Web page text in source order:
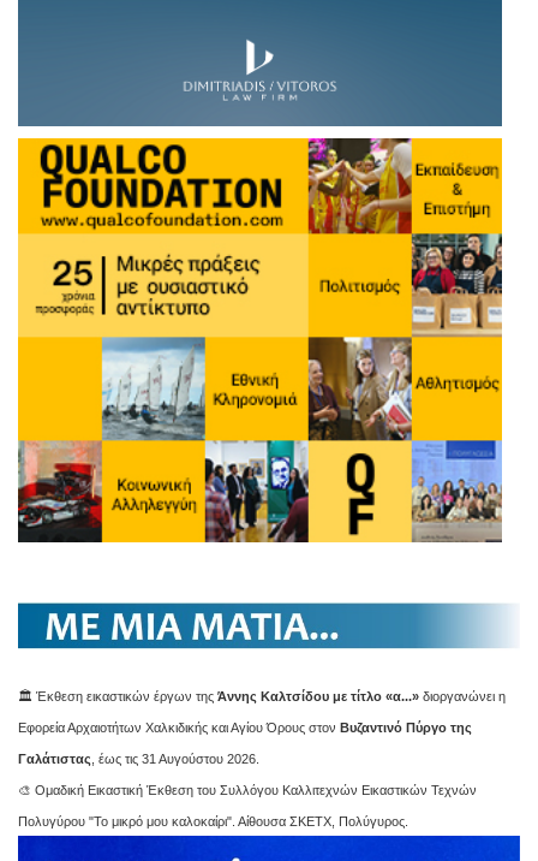
🏛️ Έκθεση εικαστικών έργων της Άννης Καλτσίδου με τίτλο «α...» διοργανώνει η
Εφορεία Αρχαιοτήτων Χαλκιδικής και Αγίου Όρους στον Βυζαντινό Πύργο της
Γαλάτιστας , έως τις 31 Αυγούστου 2026.
🎨 Ομαδική Εικαστική Έκθεση του Συλλόγου Καλλιτεχνών Εικαστικών Τεχνών
Πολυγύρου "Το μικρό μου καλοκαίρι". Αίθουσα ΣΚΕΤΧ, Πολύγυρος.